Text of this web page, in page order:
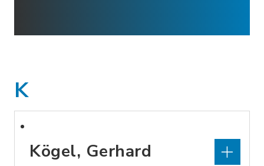
K
Kögel, Gerhard